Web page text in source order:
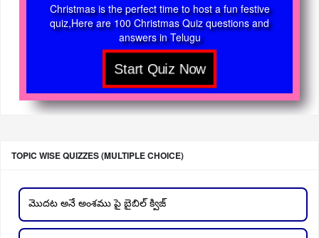
Christmas is the perfect time to host a fun festive
quiz,Here are 100 Christmas Quiz questions and
answers in Telugu
TOPIC WISE QUIZZES (MULTIPLE CHOICE)
మొదట అనే అంశము పై బైబిల్ క్విజ్